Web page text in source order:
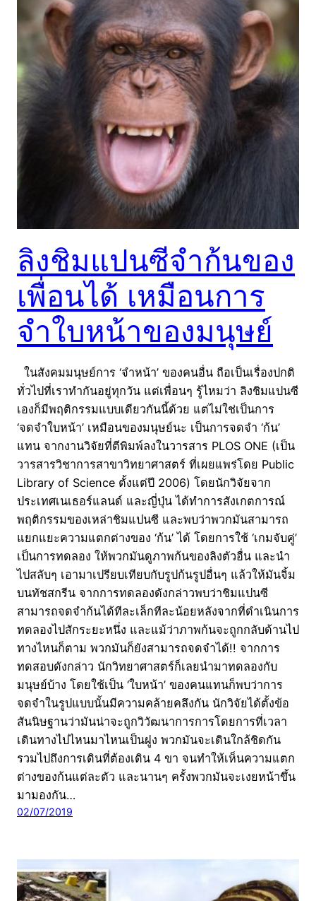
ลิงชิมแปนซีจำก้นของ
เพื่อนได้ เหมือนการ
จำใบหน้าของมนุษย์
ในสังคมมนุษย์การ ‘จำหน้า’ ของคนอื่น ถือเป็นเรื่องปกติ
ทั่วไปที่เราทำกันอยู่ทุกวัน แต่เพื่อนๆ รู้ไหมว่า ลิงชิมแปนซี
เองก็มีพฤติกรรมแบบเดียวกันนี้ด้วย แต่ไม่ใช่เป็นการ
‘จดจำใบหน้า’ เหมือนของมนุษย์นะ เป็นการจดจำ ‘ก้น’
แทน จากงานวิจัยที่ตีพิมพ์ลงในวารสาร PLOS ONE (เป็น
วารสารวิชาการสาขาวิทยาศาสตร์ ที่เผยแพร่โดย Public
Library of Science ตั้งแต่ปี 2006) โดยนักวิจัยจาก
ประเทศเนเธอร์แลนด์ และญี่ปุ่น ได้ทำการสังเกตการณ์
พฤติกรรมของเหล่าชิมแปนซี และพบว่าพวกมันสามารถ
แยกแยะความแตกต่างของ ‘ก้น’ ได้ โดยการใช้ ‘เกมจับคู่’
เป็นการทดลอง ให้พวกมันดูภาพก้นของลิงตัวอื่น และนำ
ไปสลับๆ เอามาเปรียบเทียบกับรูปก้นรูปอื่นๆ แล้วให้มันจิ้ม
บนทัชสกรีน จากการทดลองดังกล่าวพบว่าชิมแปนซี
สามารถจดจำก้นได้ทีละเล็กทีละน้อยหลังจากที่ดำเนินการ
ทดลองไปสักระยะหนึ่ง และแม้ว่าภาพก้นจะถูกกลับด้านไป
ทางไหนก็ตาม พวกมันก็ยังสามารถจดจำได้!! จากการ
ทดสอบดังกล่าว นักวิทยาศาสตร์ก็เลยนำมาทดลองกับ
มนุษย์บ้าง โดยใช้เป็น ‘ใบหน้า’ ของคนแทนก็พบว่าการ
จดจำในรูปแบบนั้นมีความคล้ายคลึงกัน นักวิจัยได้ตั้งข้อ
สันนิษฐานว่ามันน่าจะถูกวิวัฒนาการการโดยการที่เวลา
เดินทางไปไหนมาไหนเป็นฝูง พวกมันจะเดินใกล้ชิดกัน
รวมไปถึงการเดินที่ต้องเดิน 4 ขา จนทำให้เห็นความแตก
ต่างของก้นแต่ละตัว และนานๆ ครั้งพวกมันจะเงยหน้าขึ้น
มามองกัน…
02/07/2019